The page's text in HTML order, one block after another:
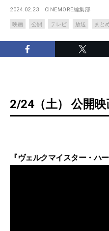
2024.02.23 CINEMORE編集部
映画 公開 テレビ 放送 まと
2/24（土） 公開映
『ヴェルクマイスター・ハ